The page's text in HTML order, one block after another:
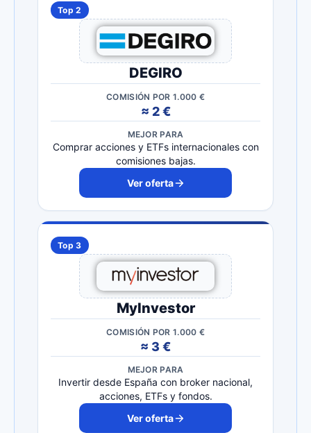
Top 2
DEGIRO
COMISIÓN POR 1.000 €
≈ 2 €
MEJOR PARA
Comprar acciones y ETFs internacionales con
comisiones bajas.
Ver oferta
Top 3
MyInvestor
COMISIÓN POR 1.000 €
≈ 3 €
MEJOR PARA
Invertir desde España con broker nacional,
acciones, ETFs y fondos.
Ver oferta